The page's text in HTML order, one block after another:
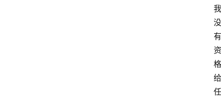
我
没
有
资
格
给
任